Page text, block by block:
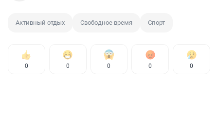
Активный отдых Свободное время Спорт
0 0 0 0 0